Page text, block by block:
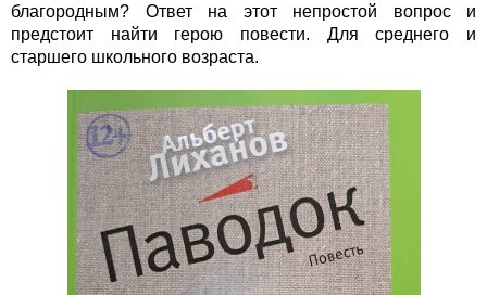
благородным? Ответ на этот непростой вопрос и
предстоит найти герою повести. Для среднего и
старшего школьного возраста.